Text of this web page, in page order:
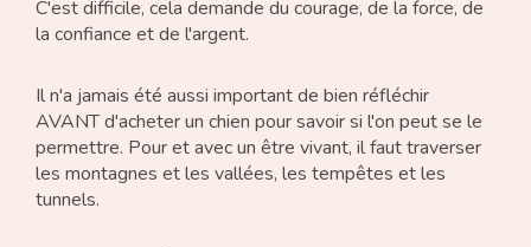
C'est difficile, cela demande du courage, de la force, de
la confiance et de l'argent.
Il n'a jamais été aussi important de bien réfléchir
AVANT d'acheter un chien pour savoir si l'on peut se le
permettre. Pour et avec un être vivant, il faut traverser
les montagnes et les vallées, les tempêtes et les
tunnels.